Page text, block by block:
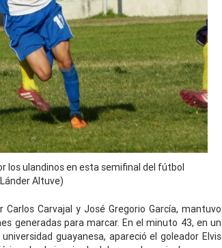
los ulandinos en esta semifinal del fútbol
Altuve)
Carvajal y José Gregorio García, mantuvo
generadas para marcar. En el minuto 43, en un
guayanesa, apareció el goleador Elvis